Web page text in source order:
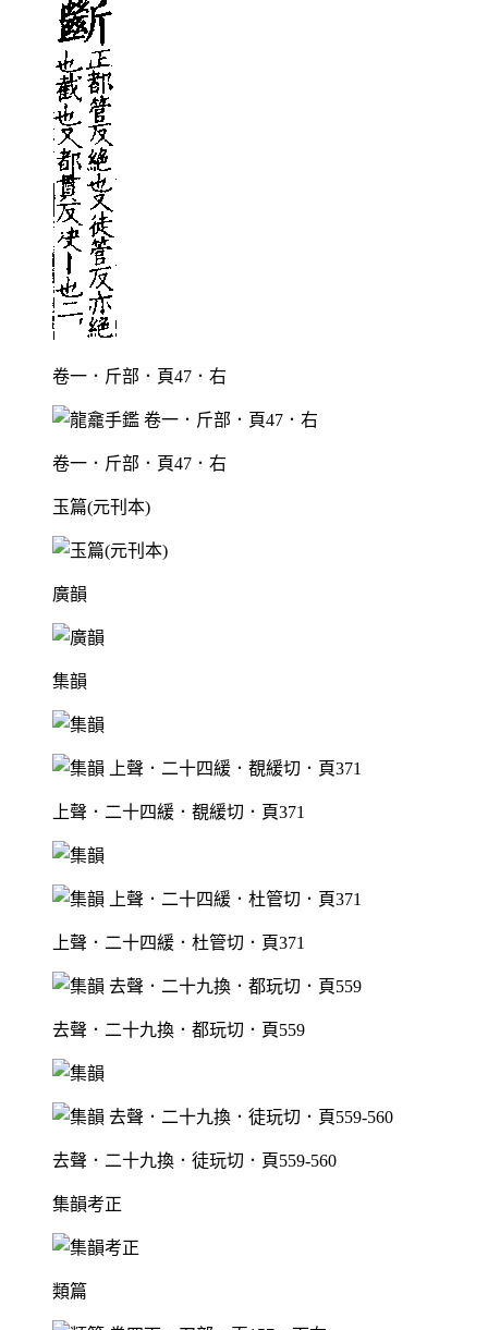
卷一．斤部．頁47．右
卷一．斤部．頁47．右
玉篇(元刊本)
廣韻
集韻
上聲．二十四緩．覩緩切．頁371
上聲．二十四緩．杜管切．頁371
去聲．二十九換．都玩切．頁559
去聲．二十九換．徒玩切．頁559-560
集韻考正
類篇